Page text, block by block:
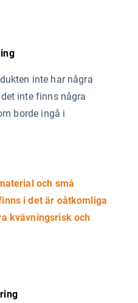
inte har några
inte finns några
borde ingå i
och små
i det är oåtkomliga
kvävningsrisk och